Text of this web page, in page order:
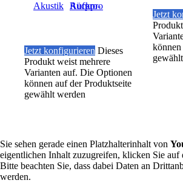
Akustik Aufpro-Rückpro
Jetzt konfigurieren Dieses
Produkt weist mehrere
Varianten auf. Die Optionen
können auf der Produktseite
gewählt werden
Jetzt
Sie sehen gerade einen Platzhalterinhalt von
eigentlichen Inhalt zuzugreifen, klicken Sie auf
Bitte beachten Sie, dass dabei Daten an
werden.